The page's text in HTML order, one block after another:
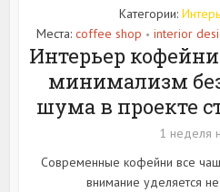
Категории:
Места: coffee shop • interior
Интерьер
минимализм
шума в проекте
1 неделя
Современные кофейни все
внимание уделяется не